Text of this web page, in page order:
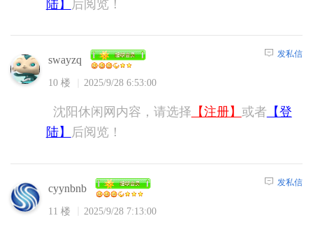
陆】
后阅览！
swayzq
10 楼 2025/9/28 6:53:00
发私信
沈阳休闲网内容，请选择 【注册】 或者 【登
陆】
后阅览！
cyynbnb
11 楼 2025/9/28 7:13:00
发私信